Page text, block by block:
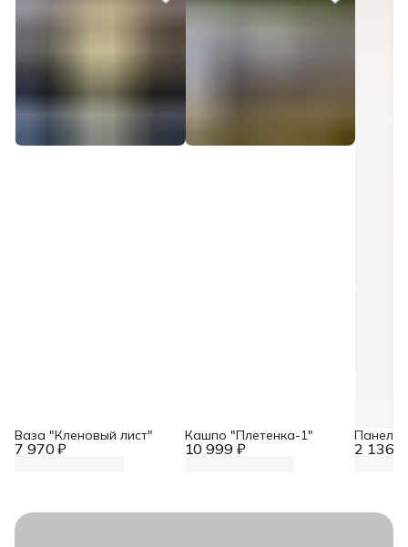
7 970 ₽
Ваза "Кленовый лист"
10 999 ₽
Кашпо "Плетенка-1"
2 136 ₽
Панель